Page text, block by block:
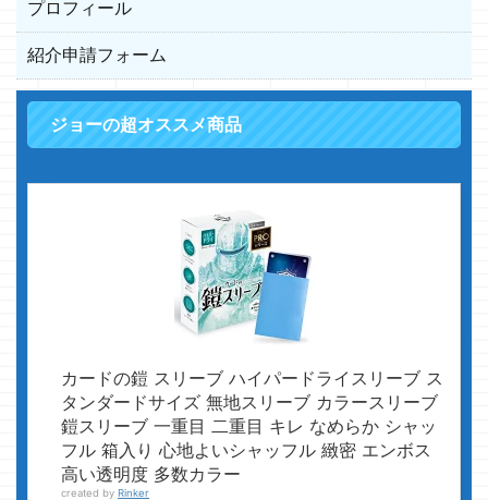
プロフィール
紹介申請フォーム
ジョーの超オススメ商品
カードの鎧 スリーブ ハイパードライスリーブ ス
タンダードサイズ 無地スリーブ カラースリーブ
鎧スリーブ 一重目 二重目 キレ なめらか シャッ
フル 箱入り 心地よいシャッフル 緻密 エンボス
高い透明度 多数カラー
created by Rinker